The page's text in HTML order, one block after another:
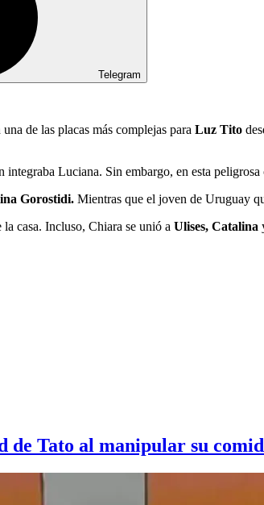
Telegram
una de las placas más complejas para Luz Tito
Luciana. Sin embargo, en esta
Gorostidi. Mientras que el joven de Uruguay
casa. Incluso, Chiara se unió a Ulises, Catalina
de Tato al manipular su